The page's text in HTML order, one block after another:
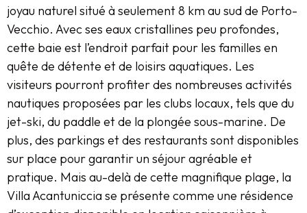
joyau naturel situé à seulement 8 km au sud de Porto-
Vecchio. Avec ses eaux cristallines peu profondes,
cette baie est l’endroit parfait pour les familles en
quête de détente et de loisirs aquatiques. Les
visiteurs pourront profiter des nombreuses activités
nautiques proposées par les clubs locaux, tels que du
jet-ski, du paddle et de la plongée sous-marine. De
plus, des parkings et des restaurants sont disponibles
sur place pour garantir un séjour agréable et
pratique. Mais au-delà de cette magnifique plage, la
Villa Acantuniccia se présente comme une résidence